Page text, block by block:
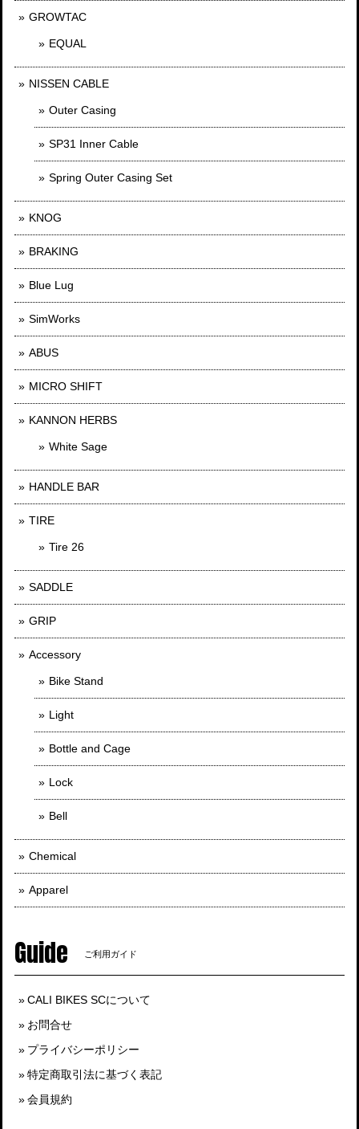
GROWTAC
EQUAL
NISSEN CABLE
Outer Casing
SP31 Inner Cable
Spring Outer Casing Set
KNOG
BRAKING
Blue Lug
SimWorks
ABUS
MICRO SHIFT
KANNON HERBS
White Sage
HANDLE BAR
TIRE
Tire 26
SADDLE
GRIP
Accessory
Bike Stand
Light
Bottle and Cage
Lock
Bell
Chemical
Apparel
Guide ご利用ガイド
CALI BIKES SCについて
お問合せ
プライバシーポリシー
特定商取引法に基づく表記
会員規約